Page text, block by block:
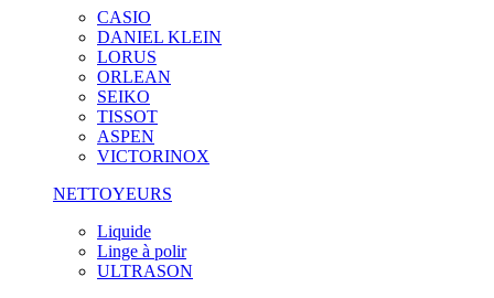
CASIO
DANIEL KLEIN
LORUS
ORLEAN
SEIKO
TISSOT
ASPEN
VICTORINOX
NETTOYEURS
Liquide
Linge à polir
ULTRASON